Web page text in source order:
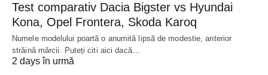
Test comparativ Dacia Bigster vs Hyundai
Kona, Opel Frontera, Skoda Karoq
Numele modelului poartă o anumită lipsă de modestie, anterior
străină mărcii. Puteți citi aici dacă…
2 days în urmă